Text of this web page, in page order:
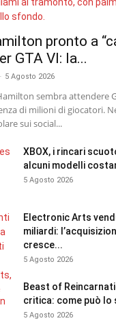
pronto a
GTA VI: la...
- 5 Agosto 2026
sembra attendere
di milioni di giocatori.
sui social...
XBOX, i rincari
alcuni modelli
5 Agosto 2026
Electronic Arts
miliardi:
cresce...
5 Agosto 2026
Beast of
critica: come può lo
5 Agosto 2026